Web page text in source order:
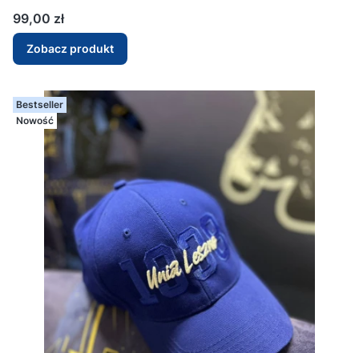
Cena
99,00 zł
Zobacz produkt
Bestseller
Nowość